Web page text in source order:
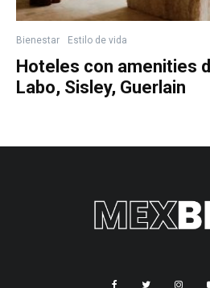
Bienestar Estilo de vida
Hoteles con amenities
Labo, Sisley, Guerlain